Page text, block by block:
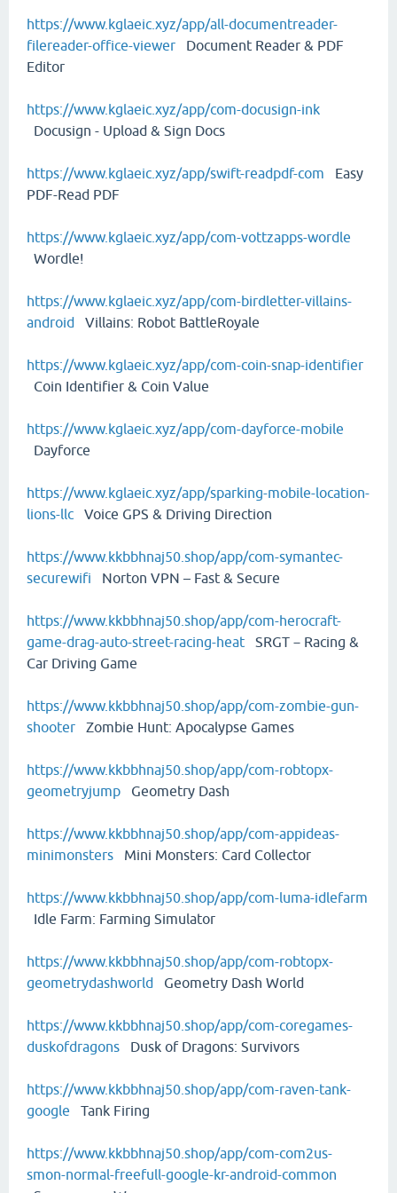
https://www.kglaeic.xyz/app/all-documentreader-
filereader-office-viewer Document Reader & PDF
Editor
https://www.kglaeic.xyz/app/com-docusign-ink
Docusign - Upload & Sign Docs
https://www.kglaeic.xyz/app/swift-readpdf-com Easy
PDF-Read PDF
https://www.kglaeic.xyz/app/com-vottzapps-wordle
Wordle!
https://www.kglaeic.xyz/app/com-birdletter-villains-
android Villains: Robot BattleRoyale
https://www.kglaeic.xyz/app/com-coin-snap-identifier
Coin Identifier & Coin Value
https://www.kglaeic.xyz/app/com-dayforce-mobile
Dayforce
https://www.kglaeic.xyz/app/sparking-mobile-location-
lions-llc Voice GPS & Driving Direction
https://www.kkbbhnaj50.shop/app/com-symantec-
securewifi Norton VPN – Fast & Secure
https://www.kkbbhnaj50.shop/app/com-herocraft-
game-drag-auto-street-racing-heat SRGT－Racing &
Car Driving Game
https://www.kkbbhnaj50.shop/app/com-zombie-gun-
shooter Zombie Hunt: Apocalypse Games
https://www.kkbbhnaj50.shop/app/com-robtopx-
geometryjump Geometry Dash
https://www.kkbbhnaj50.shop/app/com-appideas-
minimonsters Mini Monsters: Card Collector
https://www.kkbbhnaj50.shop/app/com-luma-idlefarm
Idle Farm: Farming Simulator
https://www.kkbbhnaj50.shop/app/com-robtopx-
geometrydashworld Geometry Dash World
https://www.kkbbhnaj50.shop/app/com-coregames-
duskofdragons Dusk of Dragons: Survivors
https://www.kkbbhnaj50.shop/app/com-raven-tank-
google Tank Firing
https://www.kkbbhnaj50.shop/app/com-com2us-
smon-normal-freefull-google-kr-android-common